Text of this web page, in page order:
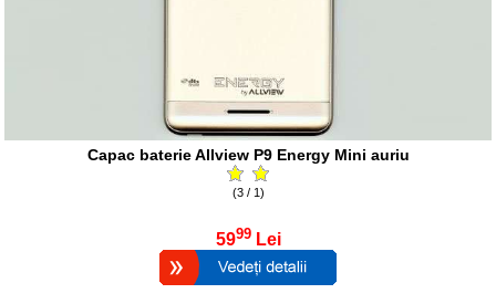
Capac baterie Allview P9 Energy Mini auriu
(3 / 1)
5999 Lei